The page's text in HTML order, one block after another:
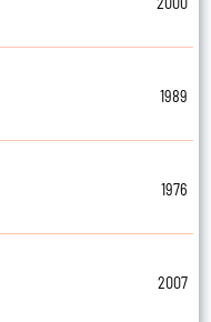
1989
1976
2007